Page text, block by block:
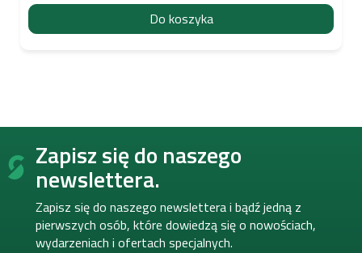
Do koszyka
S
Zapisz się do naszego
newslettera.
Zapisz się do naszego newslettera i bądź jedną z
pierwszych osób, które dowiedzą się o nowościach,
wydarzeniach i ofertach specjalnych.